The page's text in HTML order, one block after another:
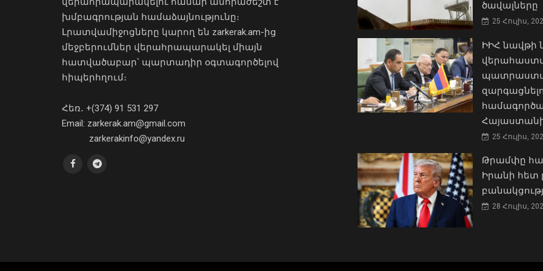
խմբագրության համաձայնությունը։
Լրատվամիջոցները կարող են zarkerak.am-ից
մեջբերումներ վերահրապարակել միայն
հատվածաբար՝ պարտադիր օգտագործելով
հիպերհղում։
Հեռ․ +(374) 91 531 297
Email: zarkerak.am@gmail.com
zarkerakinfo@yandex.ru
ծավալները
25 Հուլիս,
ԻԻՀ
25 Հուլիս,
Թրամփը
Իրանի հետ
28 Հուլիս,